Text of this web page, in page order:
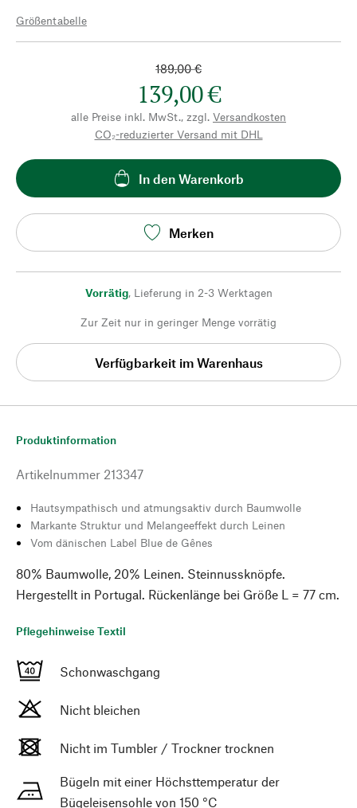
Größentabelle
189,00 €
139,00 €
alle Preise inkl. MwSt., zzgl. Versandkosten
CO₂-reduzierter Versand mit DHL
In den Warenkorb
Merken
Vorrätig, Lieferung in 2-3 Werktagen
Zur Zeit nur in geringer Menge vorrätig
Verfügbarkeit im Warenhaus
Produktinformation
Artikelnummer 213347
Hautsympathisch und atmungsaktiv durch Baumwolle
Markante Struktur und Melangeeffekt durch Leinen
Vom dänischen Label Blue de Gênes
80% Baumwolle, 20% Leinen. Steinnussknöpfe.
Hergestellt in Portugal. Rückenlänge bei Größe L = 77 cm.
Pflegehinweise Textil
Schonwaschgang
Nicht bleichen
Nicht im Tumbler / Trockner trocknen
Bügeln mit einer Höchsttemperatur der
Bügeleisensohle von 150 °C